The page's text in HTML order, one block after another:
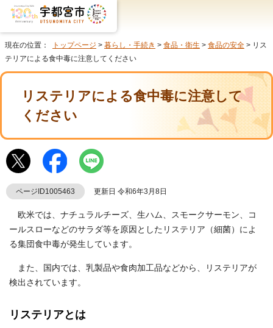
現在の位置： トップページ > 暮らし・手続き > 食品・衛生 > 食品の安全 > リス
テリアによる食中毒に注意してください
リステリアによる食中毒に注意して
ください
ページID1005463 更新日 令和6年3月8日
欧米では、ナチュラルチーズ、生ハム、スモークサーモン、コ
ールスローなどのサラダ等を原因としたリステリア（細菌）によ
る集団食中毒が発生しています。
また、国内では、乳製品や食肉加工品などから、リステリアが
検出されています。
リステリアとは